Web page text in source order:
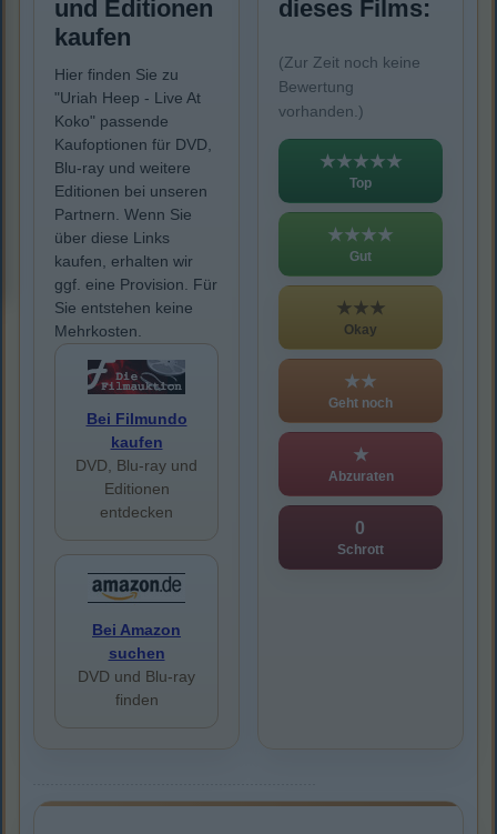
und Editionen
kaufen
Hier finden Sie zu
"Uriah Heep - Live At
Koko" passende
Kaufoptionen für DVD,
Blu-ray und weitere
Editionen bei unseren
Partnern. Wenn Sie
über diese Links
kaufen, erhalten wir
ggf. eine Provision. Für
Sie entstehen keine
Mehrkosten.
Bei Filmundo
kaufen
DVD, Blu-ray und
Editionen
entdecken
Bei Amazon
suchen
DVD und Blu-ray
finden
dieses Films:
(Zur Zeit noch keine
Bewertung
vorhanden.)
★★★★★
Top
★★★★
Gut
★★★
Okay
★★
Geht noch
★
Abzuraten
0
Schrott